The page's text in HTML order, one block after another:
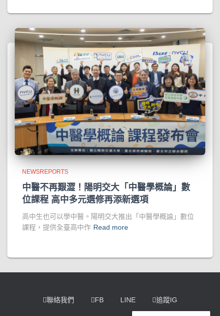
NEWSREPORTS
中醫不再艱澀！陽明交大「中醫學概論」數
位課程 高中多元選修再添新選項
高中生也可以學中醫。陽明交大推出「中醫學概論」數位
課程，提供全臺高中作 Read more
聯絡我們 FB LINE 追蹤IG